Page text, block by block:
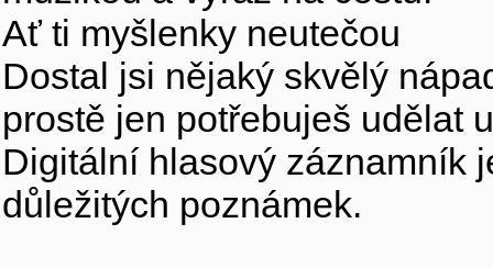
Ať ti myšlenky neutečou
Dostal jsi nějaký skvělý
prostě jen potřebuješ udělat
Digitální hlasový záznamník
důležitých poznámek.